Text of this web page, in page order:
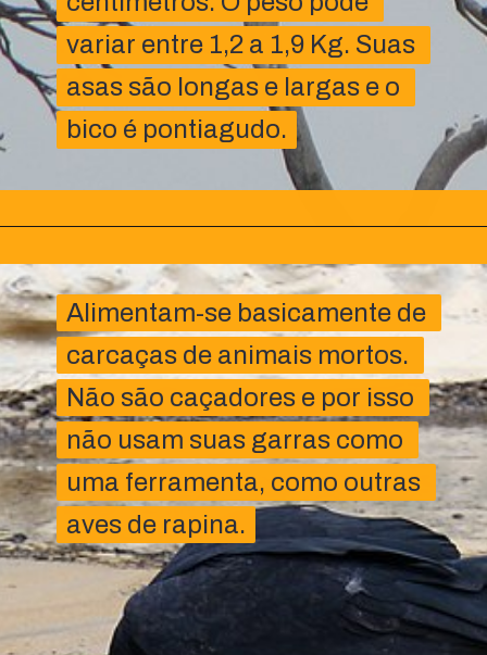
variar entre 1,2 a 1,9 Kg. Suas
asas são longas e largas e o
bico é pontiagudo.
variar entre 1,2 a 1,9 Kg. Suas
asas são longas e largas e o
bico é pontiagudo.
Alimentam-se basicamente de
carcaças de animais mortos.
Não são caçadores e por isso
não usam suas garras como
uma ferramenta, como outras
aves de rapina.
Alimentam-se basicamente de
carcaças de animais mortos.
Não são caçadores e por isso
não usam suas garras como
uma ferramenta, como outras
aves de rapina.